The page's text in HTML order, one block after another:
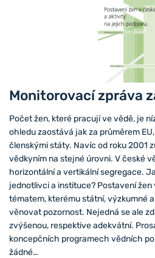
Monitorovací zpráva
Počet žen, které pracují ve vědě, je
ohledu zaostává jak za průměrem
členskými státy. Navíc od roku 2001
vědkyním na stejné úrovni. V české
horizontální a vertikální segregace.
jednotlivci a instituce? Postavení
tématem, kterému státní, výzkumné
věnovat pozornost. Nejedná se ale
zvýšenou, respektive adekvátní.
koncepčních programech vědních
žádné…